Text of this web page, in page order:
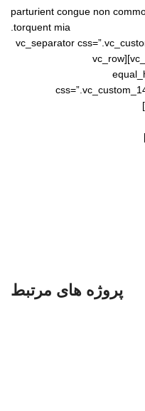
parturient congue non
torquent mia.
[vc_separator
30px !important;}”][/vc_column][/vc_row][vc_row
پروژه های مرتبط